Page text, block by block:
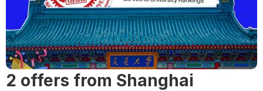
2 offers from Shanghai